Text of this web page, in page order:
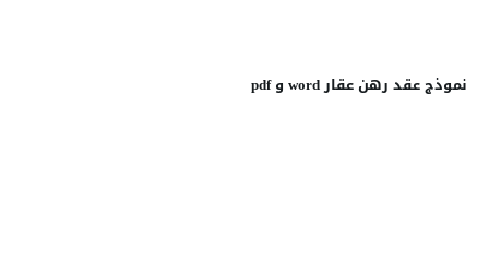
نموذج عقد رهن عقار word و pdf